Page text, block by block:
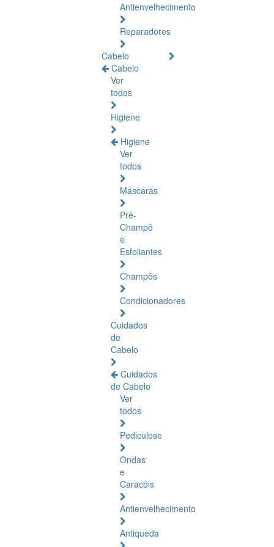
Antienvelhecimento
Reparadores
Cabelo
Cabelo
Ver
todos
Higiene
Higiene
Ver
todos
Máscaras
Pré-
Champô
e
Esfoliantes
Champôs
Condicionadores
Cuidados
de
Cabelo
Cuidados
de Cabelo
Ver
todos
Pediculose
Ondas
e
Caracóis
Antienvelhecimento
Antiqueda